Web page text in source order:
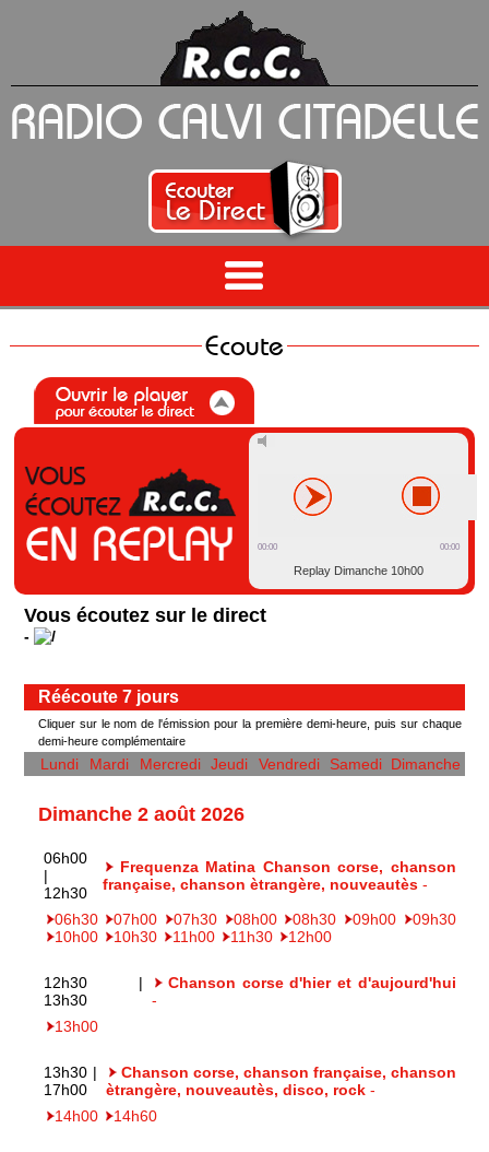
Ecoute
00:00 00:00
Replay Dimanche 10h00
Vous écoutez sur le direct
-
Réécoute 7 jours
Cliquer sur le nom de l'émission pour la première demi-heure, puis sur chaque
demi-heure complémentaire
Lundi Mardi Mercredi Jeudi Vendredi Samedi Dimanche
Dimanche 2 août 2026
06h00
|
12h30
Frequenza Matina Chanson corse, chanson
française, chanson ètrangère, nouveautès -
06h30
07h00 07h30 08h00 08h30 09h00
09h30
10h00
10h30 11h00 11h30 12h00
12h30 |
13h30
Chanson corse d'hier et d'aujourd'hui
-
13h00
13h30 |
17h00
Chanson corse, chanson française, chanson
ètrangère, nouveautès, disco, rock -
14h00
14h60